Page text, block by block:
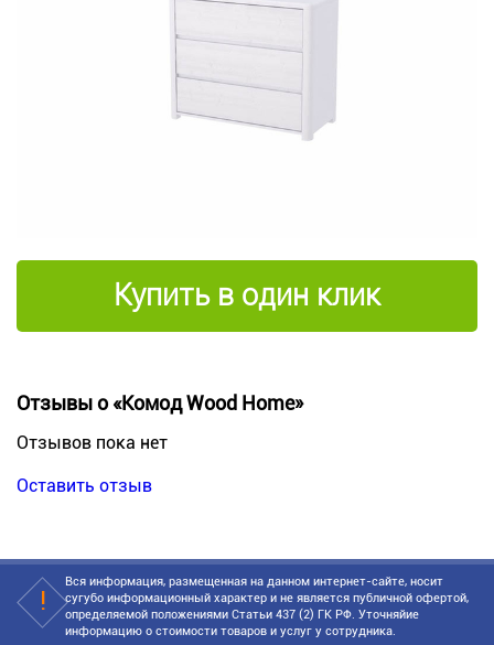
Купить в один клик
Отзывы о «Комод Wood Home»
Отзывов пока нет
Оставить отзыв
Вся информация, размещенная на данном интернет-сайте, носит
сугубо информационный характер и не является публичной офертой,
определяемой положениями Статьи 437 (2) ГК РФ. Уточняйие
информацию о стоимости товаров и услуг у сотрудника.